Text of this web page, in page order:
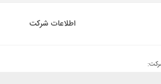
اطلاعات شرکت